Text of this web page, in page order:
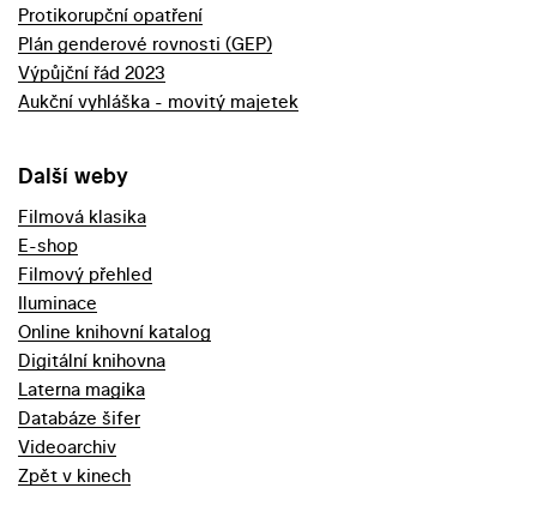
Protikorupční opatření
Plán genderové rovnosti (GEP)
Výpůjční řád 2023
Aukční vyhláška - movitý majetek
Další weby
Filmová klasika
E-shop
Filmový přehled
Iluminace
Online knihovní katalog
Digitální knihovna
Laterna magika
Databáze šifer
Videoarchiv
Zpět v kinech